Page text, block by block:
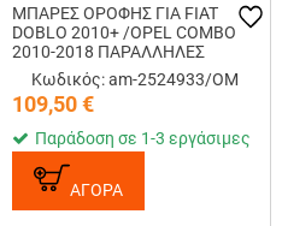
ΜΠΑΡΕΣ ΟΡΟΦΗΣ ΓΙΑ FIAT
DOBLO 2010+ /OPEL COMBO
2010-2018 ΠΑΡΑΛΛΗΛΕΣ
ΑΛΟΥΜΙΝΙΟΥ L2 OMTEC - 2
TEM.
Κωδικός: am-2524933/OM
109,50€
Παράδοση σε 1-3 εργάσιμες
ΑΓΟΡΑ